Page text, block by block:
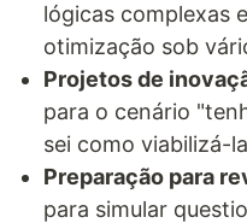
lógicas complexas
otimização sob
Projetos de
para o cenário
sei como viabilizá-
Preparação para
para simular